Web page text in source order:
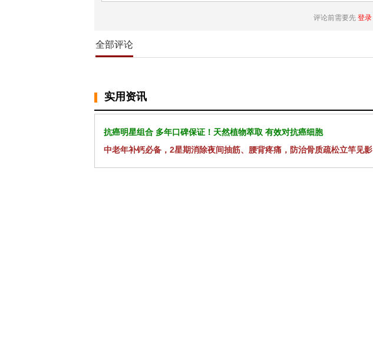
评论前需要先 登录
全部评论
实用资讯
抗癌明星组合 多年口碑保证！天然植物萃取 有效对抗癌细胞
中老年补钙必备，2星期消除夜间抽筋、腰背疼痛，防治骨质疏松立竿见影